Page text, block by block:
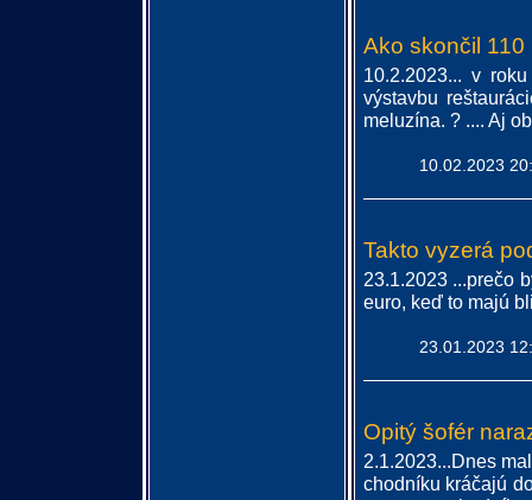
Ako skončil
10.2.2023... v
výstavbu
meluzína. ? .... Aj
10.02.2023
Takto vyzerá
23.1.2023 ...prečo
euro, keď to majú
23.01.2023
Opitý šofér
2.1.2023...Dnes
chodníku kráčajú